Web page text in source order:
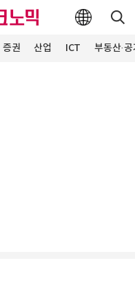
증권 산업 ICT 부동산·